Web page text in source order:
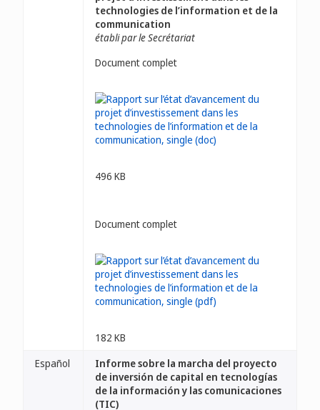
technologies de l’information et de la
communication
établi par le Secrétariat
Document complet
496 KB
Document complet
182 KB
Español
Informe sobre la marcha del proyecto
de inversión de capital en tecnologías
de la información y las comunicaciones
(TIC)